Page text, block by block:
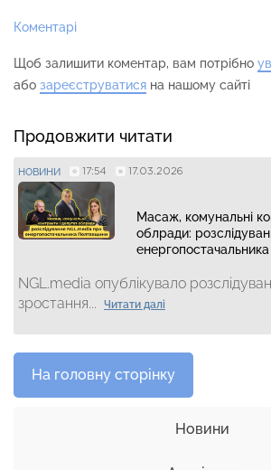
Коментарі
Щоб залишити коментар, вам потрібно
або зареєструватися на нашому сайті
Продовжити читати
НОВИНИ 17:54 17.03.2026
Масаж, комунальні
облради:
NGL.media опублікувало
зростання...
Читати далі
На головну сторінку
Новини